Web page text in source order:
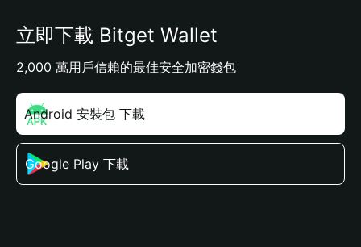
立即下載 Bitget Wallet
2,000 萬用戶信賴的最佳安全加密錢包
Android 安裝包 下載
Google Play 下載